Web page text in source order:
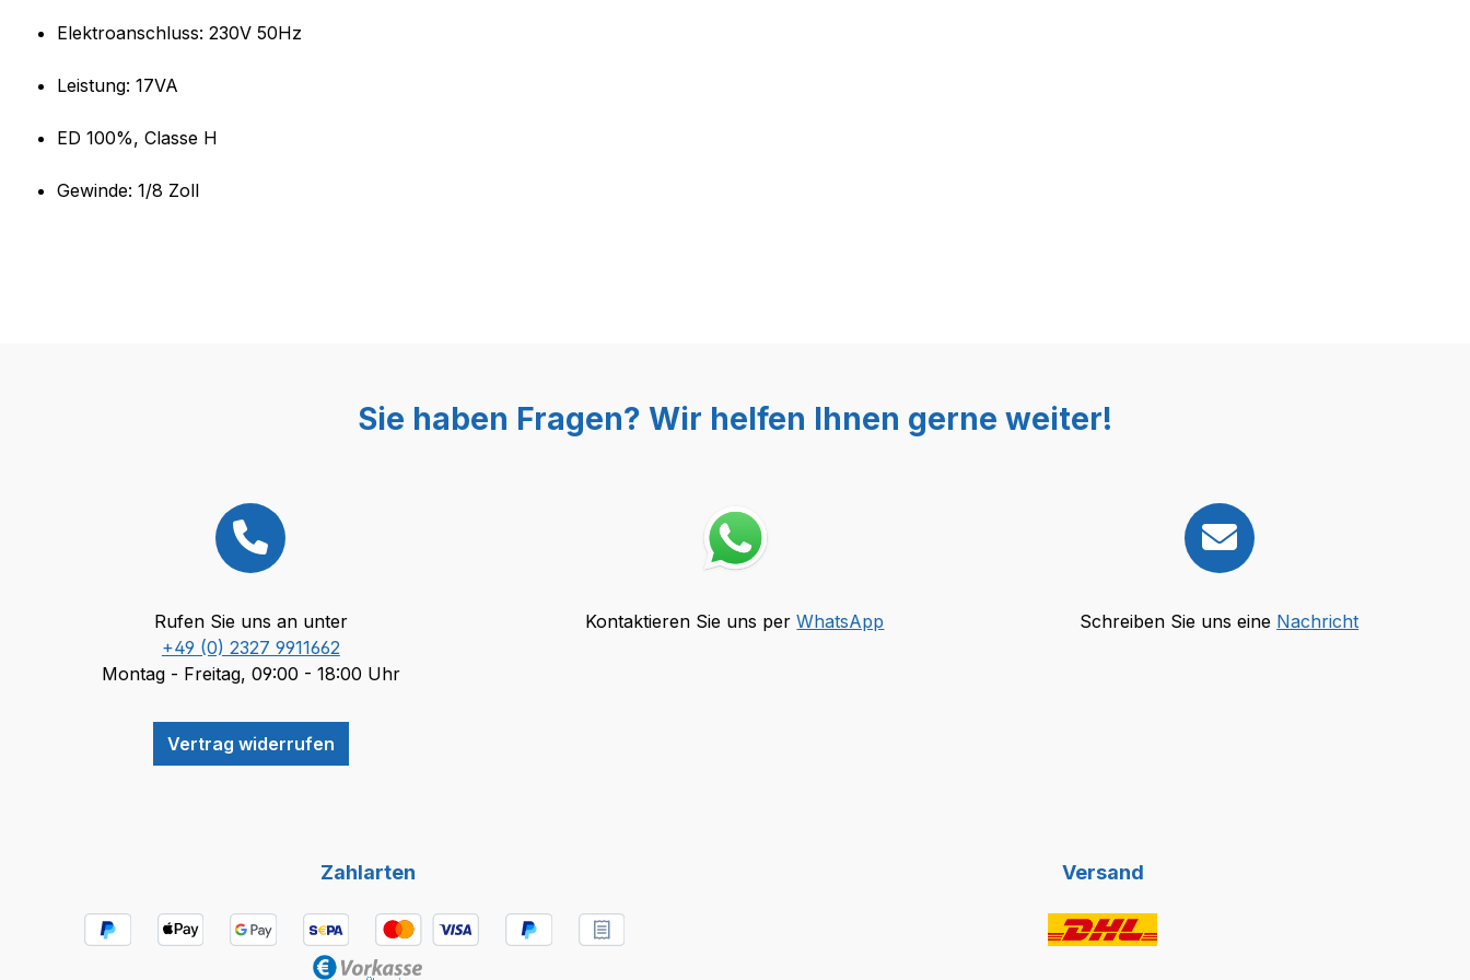
Elektroanschluss: 230V 50Hz
Leistung: 17VA
ED 100%, Classe H
Gewinde: 1/8 Zoll
Sie haben Fragen? Wir helfen Ihnen gerne weiter!
Rufen Sie uns an unter
+49 (0) 2327 9911662
Montag - Freitag, 09:00 - 18:00 Uhr
Vertrag widerrufen
Kontaktieren Sie uns perWhatsApp Schreiben Sie uns eine Nachricht
Zahlarten Versand